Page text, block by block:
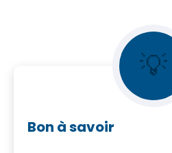
💡
Bon à savoir